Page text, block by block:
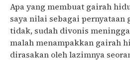
Apa yang membuat gairah
saya nilai sebagai pernyataan
tidak, sudah divonis
malah menampakkan gairah
dirasakan oleh lazimnya